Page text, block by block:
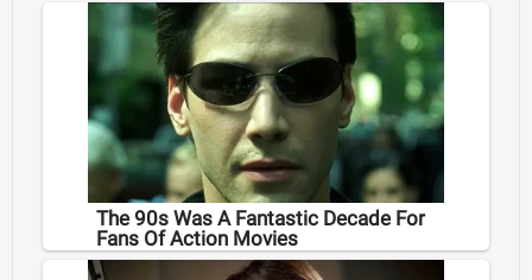
The 90s Was A Fantastic Decade For
Fans Of Action Movies